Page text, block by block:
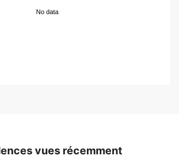
No data
vues récemment